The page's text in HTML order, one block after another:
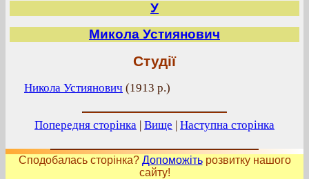
У
Микола Устиянович
Студії
Никола Устиянович (1913 р.)
Попередня сторінка | Вище | Наступна сторінка
Сподобалась сторінка? Допоможітьрозвитку нашого
сайту!